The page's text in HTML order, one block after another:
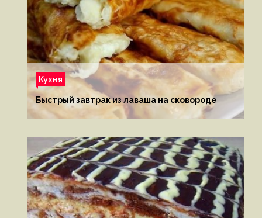
Кухня
Быстрый завтрак из лаваша на сковороде